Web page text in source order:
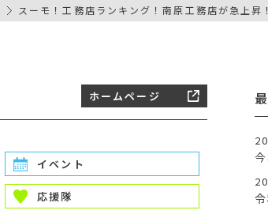
スーモ！工務店ランキング！南原工務店が急上昇
ホームページ
イベント
応援隊